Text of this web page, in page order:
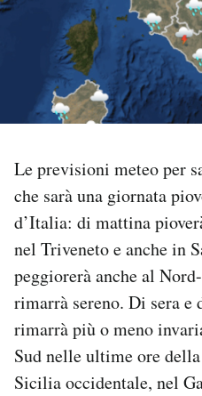
PODCAST
NEWSLETTER
SHOP
AREA PERSONALE
Area Personale
Newsletter
Le previsioni meteo per
che sarà una giornata
d’Italia: di mattina
nel Triveneto e anche in
peggiorerà anche al
rimarrà sereno. Di sera
rimarrà più o meno
Sud nelle ultime ore
Sicilia occidentale, nel